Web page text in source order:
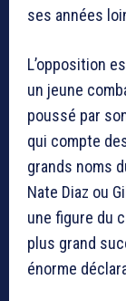
ses années
L’opposition
un jeune
poussé par
qui compte
grands noms
Nate Diaz ou
une figure du
plus grand
énorme